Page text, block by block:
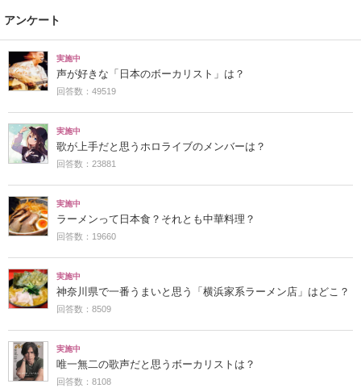
アンケート
実施中
声が好きな「日本のボーカリスト」は？
回答数：49519
実施中
歌が上手だと思うホロライブのメンバーは？
回答数：23881
実施中
ラーメンって日本食？それとも中華料理？
回答数：19660
実施中
神奈川県で一番うまいと思う「横浜家系ラーメン店」はどこ？
回答数：8509
実施中
唯一無二の歌声だと思うボーカリストは？
回答数：8108